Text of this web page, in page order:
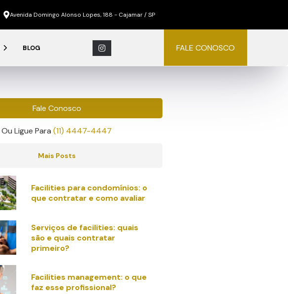
Avenida Domingo Alonso Lopes, 188 - Cajamar / SP
BLOG FALE CONOSCO
Fale Conosco
Ou Ligue Para (11) 4447-4447
Mais Posts
Facilities para condomínios: o
que contratar e como avaliar
Serviços de facilities: quais
são e quais contratar
primeiro?
Facilities management: o que
faz esse profissional?